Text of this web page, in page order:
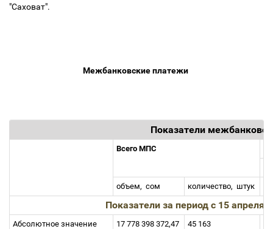
"Саховат".
Межбанковские платежи
Показатели
Всего МПС
объем, сом количество, штук
Показатели за период c 15 апреля
Абсолютное значение 17 778 398 372,47 45 163